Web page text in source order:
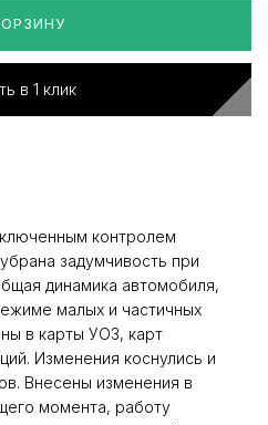
в 1 клик
контролем
задумчивость при
динамика автомобиля,
малых и частичных
в карты УОЗ, карт
Изменения коснулись и
Внесены изменения в
момента, работу